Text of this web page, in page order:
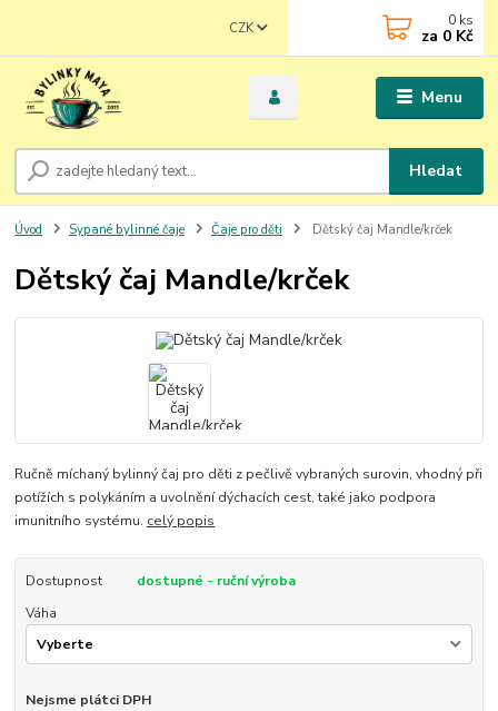
Menu
CZK
Hledat
0 ks
za 0 Kč
Úvod Sypané bylinné čaje Čaje pro děti Dětský čaj Mandle/krček
Dětský čaj Mandle/krček
Ručně míchaný bylinný čaj pro děti z pečlivě vybraných surovin, vhodný při
potížích s polykáním a uvolnění dýchacích cest, také jako podpora
imunitního systému. celý popis
Dostupnost
dostupné - ruční výroba
Váha
Nejsme plátci DPH